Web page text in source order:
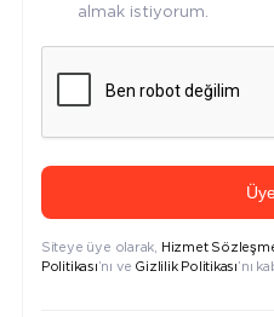
almak istiyorum.
Siteye üye olarak, Hizmet
Politikası’nı ve Gizlilik Politikası’nı